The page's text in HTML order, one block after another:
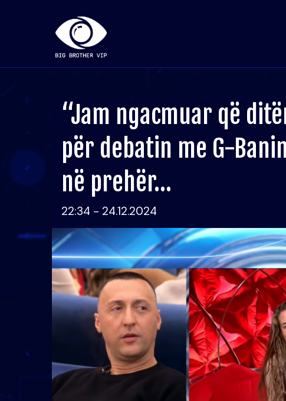
“Jam ngacmuar që
për debatin me G-
në prehër…
22:34 - 24.12.2024